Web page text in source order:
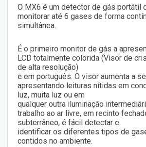
O MX6 é um detector de gás portátil
monitorar até 6 gases de forma
simultânea.
É o primeiro monitor de gás a
LCD totalmente colorida (Visor de
de alta resolução)
e em português. O visor aumenta a
apresentando leituras nítidas em
luz, muita luz ou em
qualquer outra iluminação
trabalho ao ar livre, em recinto
subterrâneo, é fácil detectar e
identificar os diferentes tipos de
contidos no ambiente.